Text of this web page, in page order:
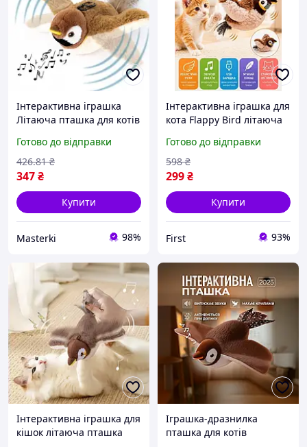
Інтерактивна іграшка
Літаюча пташка для котів
реалістичний дизайн для
домашніх тварин
Готово до відправки
347₴
426.81 ₴
Купити
Masterki 98%
Інтерактивна іграшка для
кота Flappy Bird літаюча
23х18х12 см музична
пташка для кота зі
звуковими ефектами US
Готово до відправки
299₴
598 ₴
Купити
First 93%
Інтерактивна іграшка для
кішок літаюча пташка
Іграшка-дразнилка
пташка для котів